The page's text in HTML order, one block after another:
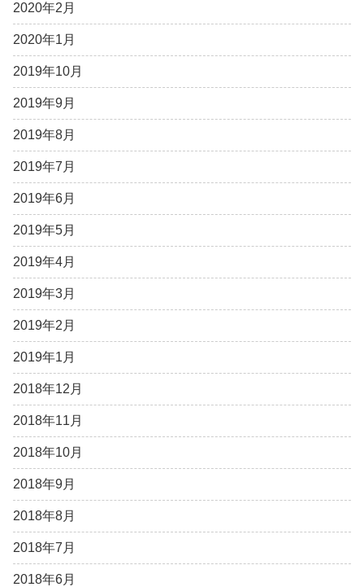
2020年2月
2020年1月
2019年10月
2019年9月
2019年8月
2019年7月
2019年6月
2019年5月
2019年4月
2019年3月
2019年2月
2019年1月
2018年12月
2018年11月
2018年10月
2018年9月
2018年8月
2018年7月
2018年6月